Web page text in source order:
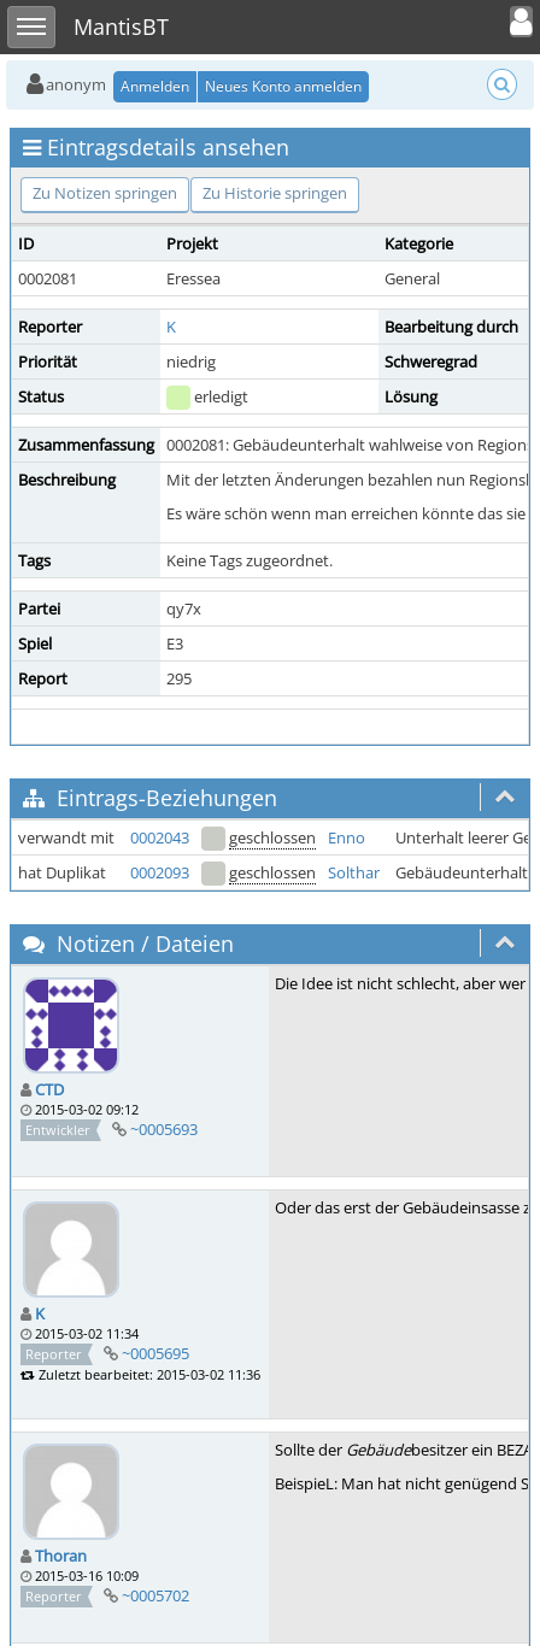
Toggle sidebarMantisBT
Toggle
anonym Anmelden Neues Konto anmelden
Eintragsdetails ansehen
Zu Notizen springen Zu Historie springen
ID Projekt
Kategorie
0002081
Eressea General
Reporter K
Bearbeitung durch
Priorität
niedrig
Schweregrad
Status
erledigt Lösung
Zusammenfassung 0002081: Gebäudeunterhalt wahlweise von
Beschreibung
Mit der letzten Änderungen bezahlen nun
Es wäre schön wenn man erreichen könnte das sie
Tags Keine Tags zugeordnet.
Partei
qy7x
Spiel
E3
Report
295
Eintrags-Beziehungen
verwandt mit 0002043 geschlossen Enno
Unterhalt leerer
hat Duplikat
0002093 geschlossen Solthar Gebäudeunterhalt
Notizen / Dateien
CTD
2015-03-02 09:12
Entwickler
~0005693
Die Idee ist nicht schlecht, aber wer
K
2015-03-02 11:34
Reporter
~0005695
Zuletzt bearbeitet: 2015-03-02 11:36
Oder das erst der Gebäudeinsasse
Thoran
2015-03-16 10:09
Reporter
~0005702
Sollte der Gebäudebesitzer ein
BeispieL: Man hat nicht genügend